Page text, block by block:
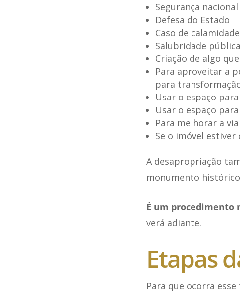
Segurança nacional
Defesa do Estado
Caso de
Salubridade pública
Criação de algo
Para aproveitar a
para
Usar o espaço
Usar o espaço
Para melhorar a
Se o imóvel
A desapropriação
monumento
É um
verá adiante.
Etapas
Para que ocorra